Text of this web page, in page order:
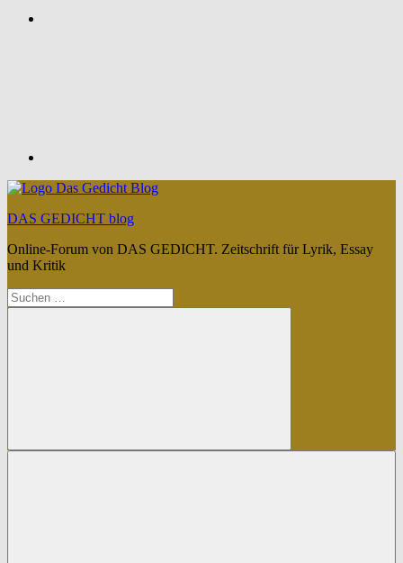
DAS GEDICHT blog
Online-Forum von DAS GEDICHT. Zeitschrift für Lyrik, Essay
und Kritik
Suchen
nach:
Suchen